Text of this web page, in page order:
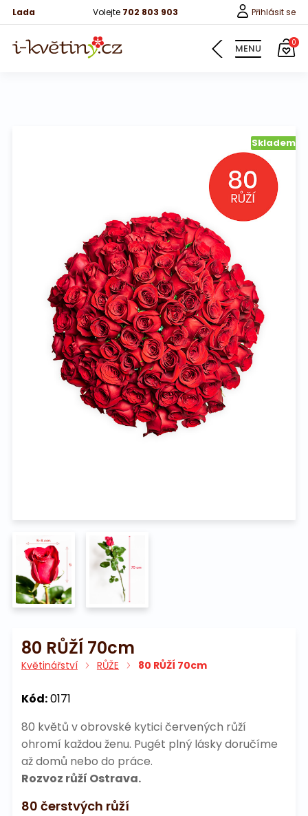
Lada Volejte 702 803 903 Přihlásit se
MENU 0
Bonboniery
Na pohřeb
Skladem
80 RŮŽÍ 70cm
Květinářství RŮŽE 80 RŮŽÍ 70cm
Kód:0171
80 květů v obrovské kytici červených růží
ohromí každou ženu. Pugét plný lásky doručíme
až domů nebo do práce.
Rozvoz růží Ostrava.
80 čerstvých růží